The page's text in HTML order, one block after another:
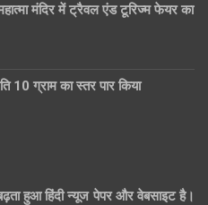
मंदिर में ट्रैवल एंड टूरिज्म फेयर का
ग्राम का स्तर पार किया
हुआ हिंदी न्यूज पेपर और वेबसाइट है।